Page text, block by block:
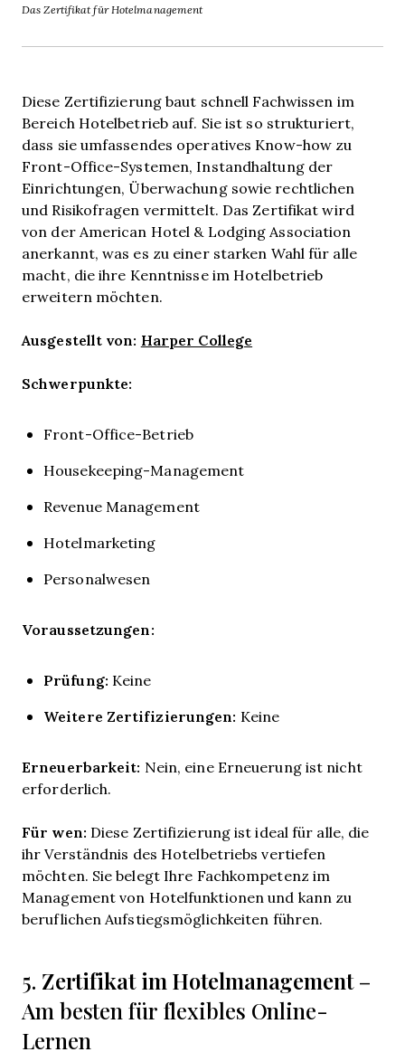
Das Zertifikat für Hotelmanagement
Diese Zertifizierung baut schnell Fachwissen im
Bereich Hotelbetrieb auf. Sie ist so strukturiert,
dass sie umfassendes operatives Know-how zu
Front-Office-Systemen, Instandhaltung der
Einrichtungen, Überwachung sowie rechtlichen
und Risikofragen vermittelt. Das Zertifikat wird
von der American Hotel & Lodging Association
anerkannt, was es zu einer starken Wahl für alle
macht, die ihre Kenntnisse im Hotelbetrieb
erweitern möchten.
Ausgestellt von: Harper College
Schwerpunkte:
Front-Office-Betrieb
Housekeeping-Management
Revenue Management
Hotelmarketing
Personalwesen
Voraussetzungen:
Prüfung: Keine
Weitere Zertifizierungen: Keine
Erneuerbarkeit: Nein, eine Erneuerung ist nicht
erforderlich.
Für wen: Diese Zertifizierung ist ideal für alle, die
ihr Verständnis des Hotelbetriebs vertiefen
möchten. Sie belegt Ihre Fachkompetenz im
Management von Hotelfunktionen und kann zu
beruflichen Aufstiegsmöglichkeiten führen.
5. Zertifikat im Hotelmanagement–
Am besten für flexibles Online-
Lernen